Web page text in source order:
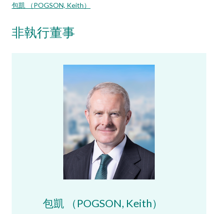
新聞稿及公布
包凱 （POGSON, Keith）
非執行董事
包凱 （POGSON, Keith）